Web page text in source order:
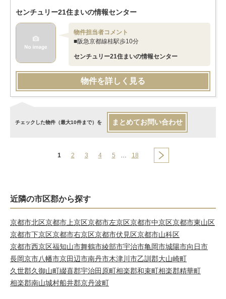
センチュリー21住まいの情報センター
物件担当者コメント
■阪急京都線桂駅歩10分
センチュリー21住まいの情報センター
物件を詳しく見る
チェックした物件（最大10件まで）を まとめてお問い合わせ
1 2 3 4 5 … 18
近隣の市区郡から探す
京都市北区京都市上京区京都市左京区京都市中京区京都市東山区
京都市下京区京都市右京区京都市伏見区京都市山科区
京都市西京区福知山市舞鶴市綾部市宇治市亀岡市城陽市向日市
長岡京市八幡市京田辺市南丹市木津川市乙訓郡大山崎町
久世郡久御山町綴喜郡宇治田原町相楽郡和束町相楽郡精華町
相楽郡南山城村船井郡京丹波町